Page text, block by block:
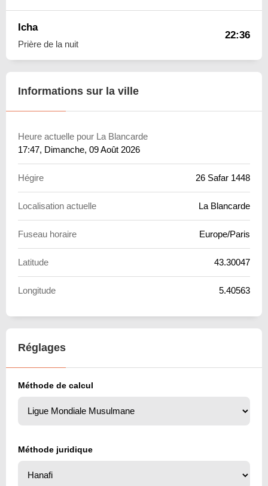
Icha
Prière de la nuit
22:36
Informations sur la ville
Heure actuelle pour La Blancarde
17:47, Dimanche, 09 Août 2026
Hégire 26 Safar 1448
Localisation actuelle La Blancarde
Fuseau horaire Europe/Paris
Latitude 43.30047
Longitude 5.40563
Réglages
Méthode de calcul
Méthode juridique